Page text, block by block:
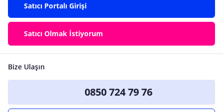
Satıcı Portalı Girişi
Satıcı Olmak İstiyorum
Bize Ulaşın
0850 724 79 76